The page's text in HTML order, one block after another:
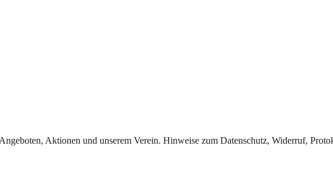
Aktionen und unserem Verein. Hinweise zum Datenschutz, Widerruf,